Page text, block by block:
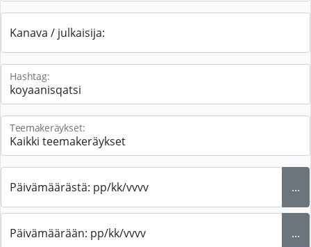
Kanava / julkaisija:
Hashtag:
Teemakeräykset:
Päivämäärästä: pp/kk/vvvv ...
Päivämäärään: pp/kk/vvvv ...